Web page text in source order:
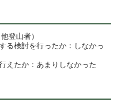
登山者）
る検討を行ったか：しなかっ
えたか：あまりしなかった